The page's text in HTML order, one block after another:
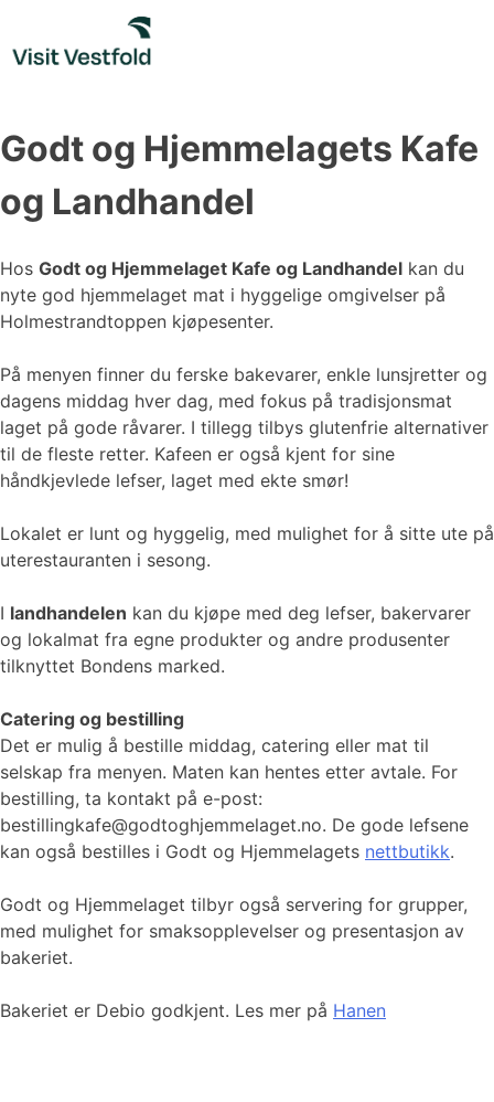
content
Godt og Hjemmelagets Kafe
og Landhandel
Hos Godt og Hjemmelaget Kafe og Landhandel kan du
nyte god hjemmelaget mat i hyggelige omgivelser på
Holmestrandtoppen kjøpesenter.
På menyen finner du ferske bakevarer, enkle lunsjretter og
dagens middag hver dag, med fokus på tradisjonsmat
laget på gode råvarer. I tillegg tilbys glutenfrie alternativer
til de fleste retter. Kafeen er også kjent for sine
håndkjevlede lefser, laget med ekte smør!
Lokalet er lunt og hyggelig, med mulighet for å sitte ute på
uterestauranten i sesong.
I landhandelen kan du kjøpe med deg lefser, bakervarer
og lokalmat fra egne produkter og andre produsenter
tilknyttet Bondens marked.
Catering og bestilling
Det er mulig å bestille middag, catering eller mat til
selskap fra menyen. Maten kan hentes etter avtale. For
bestilling, ta kontakt på e-post:
bestillingkafe@godtoghjemmelaget.no. De gode lefsene
kan også bestilles i Godt og Hjemmelagets nettbutikk.
Godt og Hjemmelaget tilbyr også servering for grupper,
med mulighet for smaksopplevelser og presentasjon av
bakeriet.
Bakeriet er Debio godkjent. Les mer på Hanen